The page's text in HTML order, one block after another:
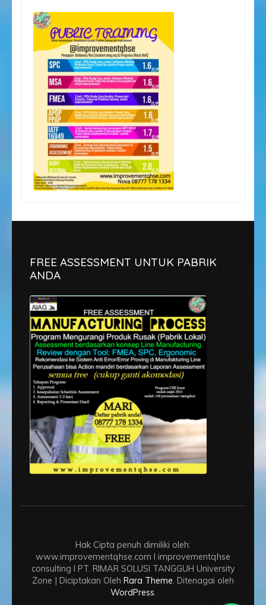
FREE ASSESSMENT UNTUK PABRIK
ANDA
Hak Cipta penuh dimiliki oleh:
www.improvementqhse.com I improvementqhse
consulting I PT. RIMAR SOLUSI TANGGUH University
Zone | Diciptakan Oleh Rara Theme. Ditenagai oleh
WordPress.